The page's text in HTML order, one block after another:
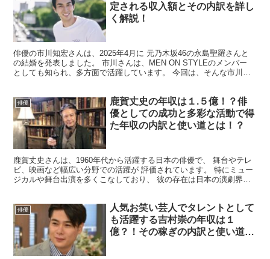
定される収入額とその内訳を詳し
く解説！
俳優の市川知宏さんは、2025年4月に 元乃木坂46の永島聖羅さんと
の結婚を発表しました。 ​市川さんは、MEN ON STYLEのメンバー
としても知られ、多方面で活躍しています。 今回は、そんな​市川知
俳優
鹿賀丈史の年収は１.５億！？俳
優としての成功と多彩な活動で得
た年収の内訳と使い道とは！？
鹿賀丈史さんは、1960年代から活躍する日本の俳優で、 舞台やテレ
ビ、映画など幅広い分野での活躍が 評価されています。 特にミュー
ジカルや舞台出演を多くこなしており、 彼の存在は日本の演劇界で
俳優
人気お笑い芸人でタレントとして
も活躍する吉村崇の年収は１
億？！その稼ぎの内訳と使い道と